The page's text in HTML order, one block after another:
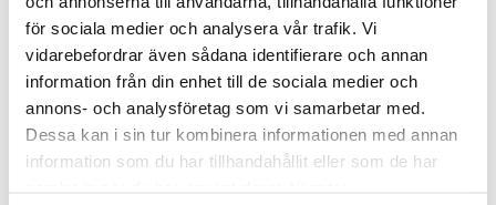
för sociala medier och analysera vår trafik. Vi
vidarebefordrar även sådana identifierare och annan
information från din enhet till de sociala medier och
annons- och analysföretag som vi samarbetar med.
Dessa kan i sin tur kombinera informationen med annan
information som du har tillhandahållit eller som de har
kan läsa och förstå ritningar, samt felsöka i el-system efter
defekta komponenter
har mycket god kunskap i elschema- och ritningsläsning
har kunskap i hur man använder verktyg och mätutrustning
såsom multimeter och isolationsprovare etc.